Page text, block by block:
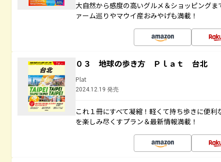
大自然から感度の高いグルメ＆ショッピング
ァーム巡りやマウイ産おみやげも満載！
０３ 地球の歩き方 Ｐｌａｔ 台北
Plat
2024.12.19 発売
これ１冊にすべて凝縮！軽くて持ち歩きに便
を楽しみ尽くすプラン＆最新情報満載！